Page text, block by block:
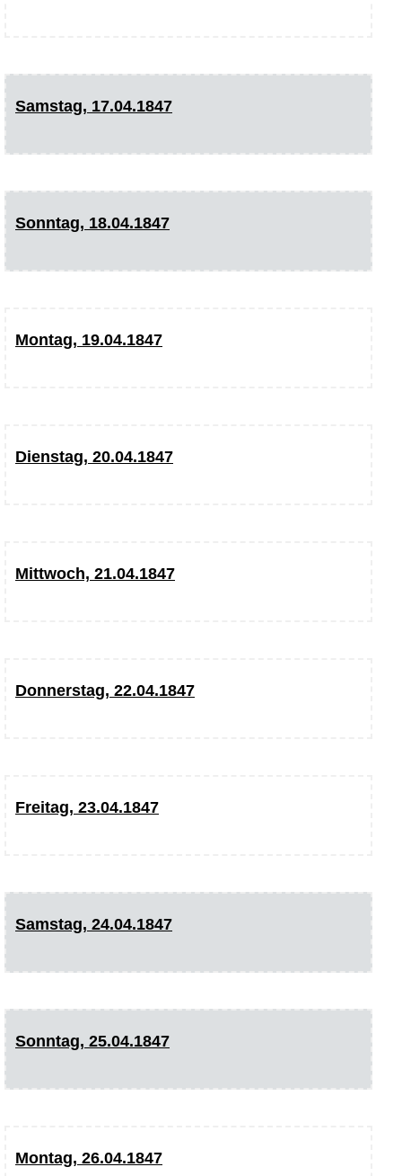
Samstag, 17.04.1847
Sonntag, 18.04.1847
Montag, 19.04.1847
Dienstag, 20.04.1847
Mittwoch, 21.04.1847
Donnerstag, 22.04.1847
Freitag, 23.04.1847
Samstag, 24.04.1847
Sonntag, 25.04.1847
Montag, 26.04.1847